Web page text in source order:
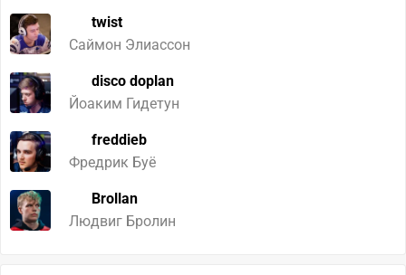
twist
Саймон Элиассон
disco doplan
Йоаким Гидетун
freddieb
Фредрик Буё
Brollan
Людвиг Бролин